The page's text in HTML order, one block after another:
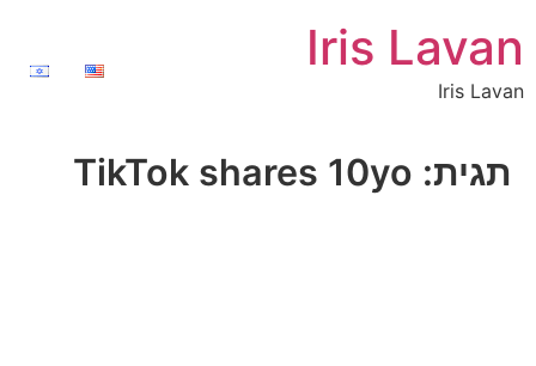
Iris Lavan
Iris Lavan
תגית: TikTok shares 10yo